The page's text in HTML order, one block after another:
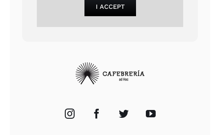
I ACCEPT